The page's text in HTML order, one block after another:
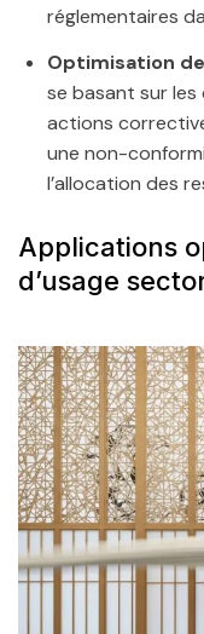
réglementaires
Optimisation
se basant sur les
actions
une non-
l’allocation des
Applications
d’usage